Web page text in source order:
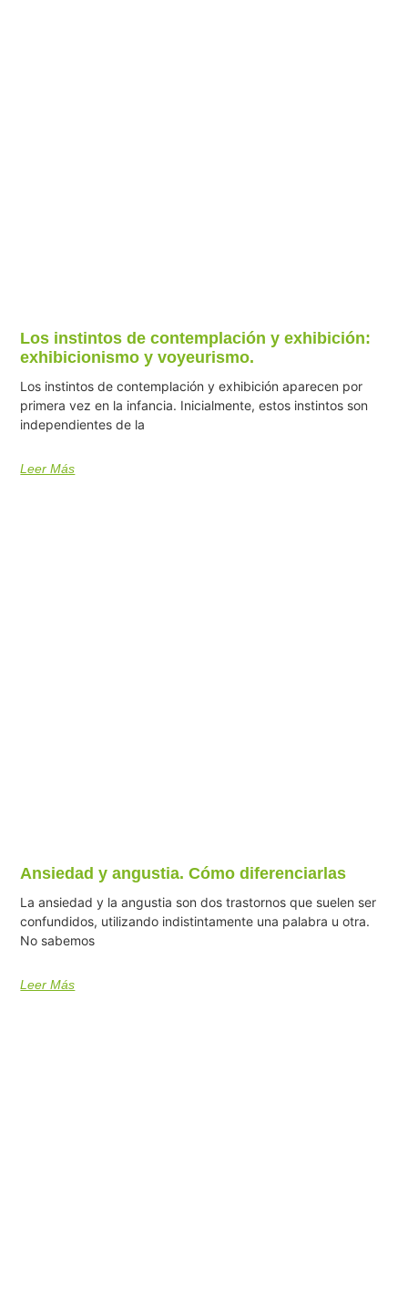
Los instintos de contemplación y exhibición:
exhibicionismo y voyeurismo.
Los instintos de contemplación y exhibición aparecen por
primera vez en la infancia. Inicialmente, estos instintos son
independientes de la
Leer Más
Ansiedad y angustia. Cómo diferenciarlas
La ansiedad y la angustia son dos trastornos que suelen ser
confundidos, utilizando indistintamente una palabra u otra.
No sabemos
Leer Más